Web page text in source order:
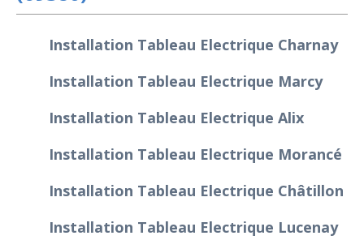
Installation Tableau Electrique Charnay
Installation Tableau Electrique Marcy
Installation Tableau Electrique Alix
Installation Tableau Electrique Morancé
Installation Tableau Electrique Châtillon
Installation Tableau Electrique Lucenay